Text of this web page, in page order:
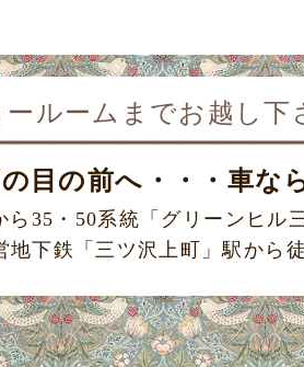
ルームまでお越し下
目の前へ・・・車な
ら35・50系統 「グリーンヒル
地下鉄「三ツ沢上町」駅から